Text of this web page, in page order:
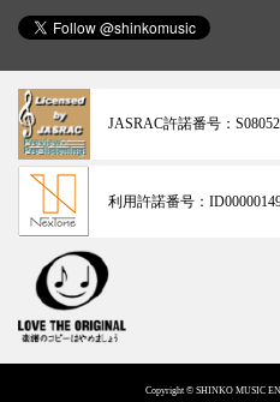
JASRAC許諾番号：
利用許諾番号：
Copyright © SHINKO MUSIC